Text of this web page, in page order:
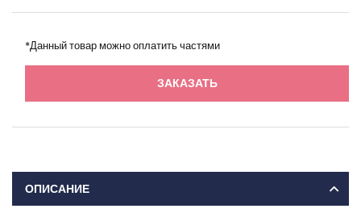
*Данный товар можно оплатить частями
ЗАКАЗАТЬ
ОПИСАНИЕ